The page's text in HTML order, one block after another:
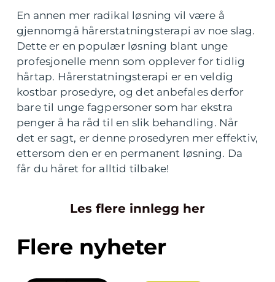
En annen mer radikal løsning vil være å
gjennomgå hårerstatningsterapi av noe slag.
Dette er en populær løsning blant unge
profesjonelle menn som opplever for tidlig
hårtap. Hårerstatningsterapi er en veldig
kostbar prosedyre, og det anbefales derfor
bare til unge fagpersoner som har ekstra
penger å ha råd til en slik behandling. Når
det er sagt, er denne prosedyren mer effektiv,
ettersom den er en permanent løsning. Da
får du håret for alltid tilbake!
Les flere innlegg her
Flere nyheter